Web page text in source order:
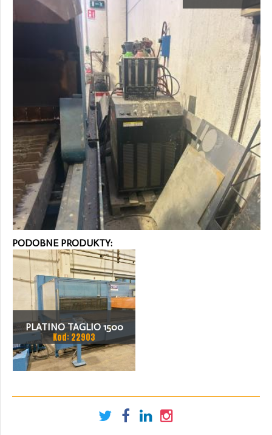
PODOBNE PRODUKTY:
PLATINO TAGLIO 1500
WATT LASER
Kod: 22903